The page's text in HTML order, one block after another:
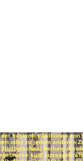
kostenlos Millionen
oder zu jedem
Heilung
sind